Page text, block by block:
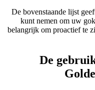
De bovenstaande lijst
kunt nemen om uw
belangrijk om proactief te
De